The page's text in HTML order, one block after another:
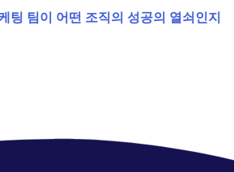
팅 팀이 어떤 조직의 성공의 열쇠인지